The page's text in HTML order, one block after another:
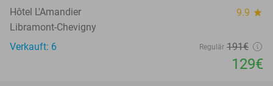
Hôtel L'Amandier 9.9 star
Libramont-Chevigny
Verkauft: 6
Regulär 191€
129€